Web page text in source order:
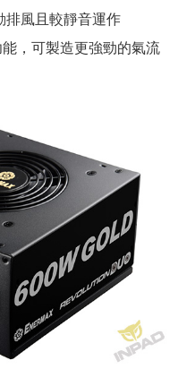
排風且較靜音運作
，可製造更強勁的氣流